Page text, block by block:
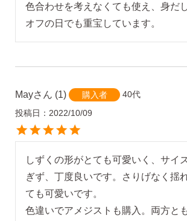
色合わせを考えなくても使え、身だ
オフの日でも重宝しています。
May 1 購入者
40代
投稿日
2022/10/09
しずくの形がとても可愛いく、サイ
ぎず、丁度良いです。さりげなく揺
ても可愛いです。
色違いでアメジストも購入。両方と